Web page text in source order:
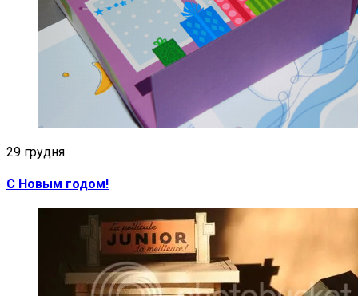
29 грудня
C Новым годом!